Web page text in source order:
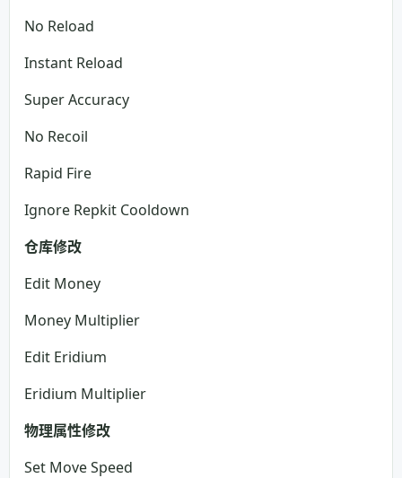
No Reload
Instant Reload
Super Accuracy
No Recoil
Rapid Fire
Ignore Repkit Cooldown
仓库修改
Edit Money
Money Multiplier
Edit Eridium
Eridium Multiplier
物理属性修改
Set Move Speed